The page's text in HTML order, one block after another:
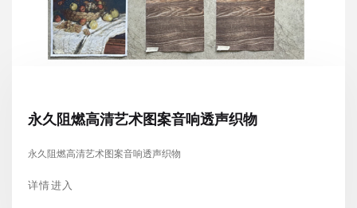
永久阻燃高清艺术图案音响透声织物
永久阻燃高清艺术图案音响透声织物
详情进入